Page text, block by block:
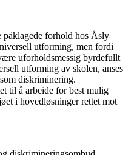
påklagede forhold hos Åsly
utforming, men fordi
uforholdsmessig byrdefullt
utforming av skolen, anses
diskriminering.
til å arbeide for best mulig
i hovedløsninger rettet mot